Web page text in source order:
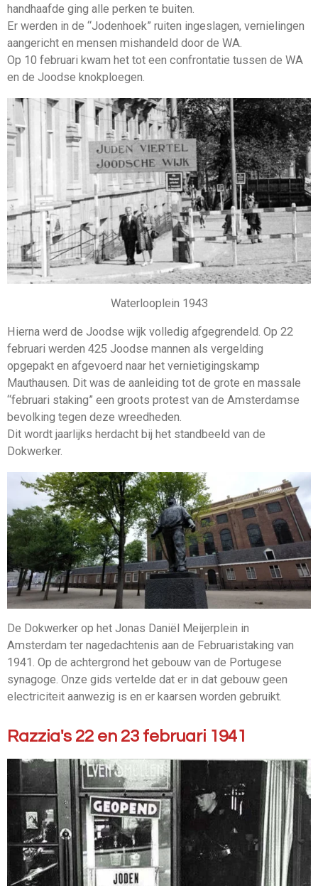
handhaafde ging alle perken te buiten.
Er werden in de “Jodenhoek” ruiten ingeslagen, vernielingen
aangericht en mensen mishandeld door de WA.
Op 10 februari kwam het tot een confrontatie tussen de WA
en de Joodse knokploegen.
Waterlooplein 1943
Hierna werd de Joodse wijk volledig afgegrendeld. Op 22
februari werden 425 Joodse mannen als vergelding
opgepakt en afgevoerd naar het vernietigingskamp
Mauthausen. Dit was de aanleiding tot de grote en massale
“februari staking” een groots protest van de Amsterdamse
bevolking tegen deze wreedheden.
Dit wordt jaarlijks herdacht bij het standbeeld van de
Dokwerker.
De Dokwerker op het Jonas Daniël Meijerplein in
Amsterdam ter nagedachtenis aan de Februaristaking van
1941. Op de achtergrond het gebouw van de Portugese
synagoge. Onze gids vertelde dat er in dat gebouw geen
electriciteit aanwezig is en er kaarsen worden gebruikt.
Razzia's 22 en 23 februari 1941